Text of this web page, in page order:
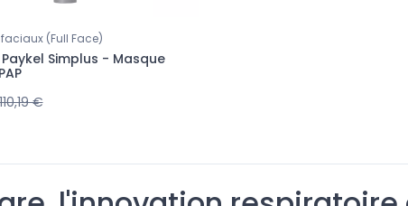
(Full Face)
Paykel Simplus - Masque
€